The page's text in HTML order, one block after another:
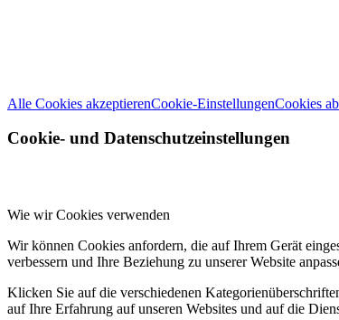
Alle Cookies akzeptierenCookie-EinstellungenCookies
Cookie- und Datenschutzeinstellungen
Wie wir Cookies verwenden
Wir können Cookies anfordern, die auf Ihrem Gerät
verbessern und Ihre Beziehung zu unserer Website
Klicken Sie auf die verschiedenen
auf Ihre Erfahrung auf unseren Websites und auf die